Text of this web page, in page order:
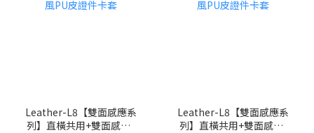
Leather-L8【雙面感應系
列】直橫共用+雙面感應-
Leather-L8【雙面感應系
列】直橫共用+雙面感應-